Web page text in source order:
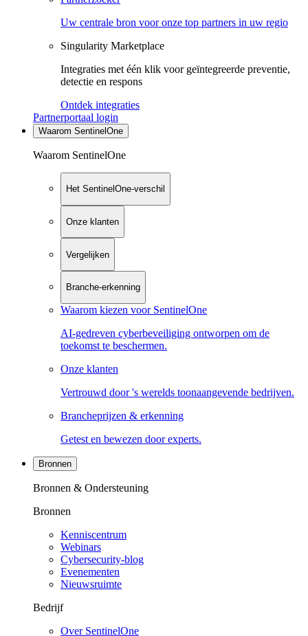
Uw centrale bron voor onze top partners in uw regio
Singularity Marketplace
Integraties met één klik voor geïntegreerde preventie,
detectie en respons
Ontdek integraties
Partnerportaal login
Waarom SentinelOne
Waarom SentinelOne
Het SentinelOne-verschil
Onze klanten
Vergelijken
Branche-erkenning
Waarom kiezen voor SentinelOne
AI-gedreven cyberbeveiliging ontworpen om de
toekomst te beschermen.
Onze klanten
Vertrouwd door 's werelds toonaangevende bedrijven.
Brancheprijzen & erkenning
Getest en bewezen door experts.
Bronnen
Bronnen & Ondersteuning
Bronnen
Kenniscentrum
Webinars
Cybersecurity-blog
Evenementen
Nieuwsruimte
Bedrijf
Over SentinelOne